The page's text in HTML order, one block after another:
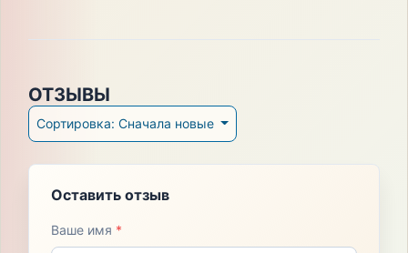
ОТЗЫВЫ
Сортировка: Сначала новые
Оставить отзыв
Ваше имя *